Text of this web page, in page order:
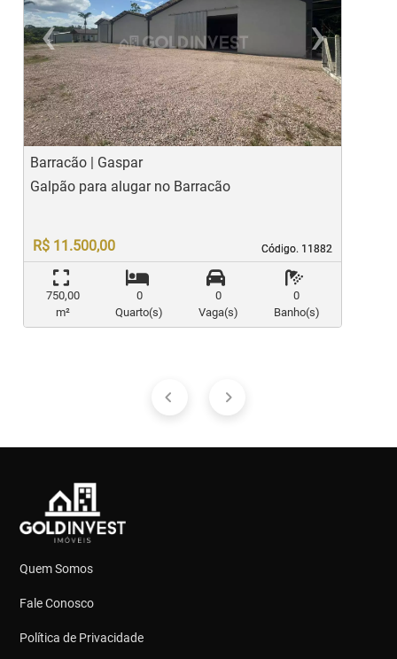
‹
Previous
›
Barracão | Gaspar
Código. 11882
Código. 11882
Galpão para alugar no Barracão
R$ 11.500,00
750,00
m²
0
Quarto(s)
0
Vaga(s)
0
Banho(s)
Quem Somos
Fale Conosco
Política de Privacidade